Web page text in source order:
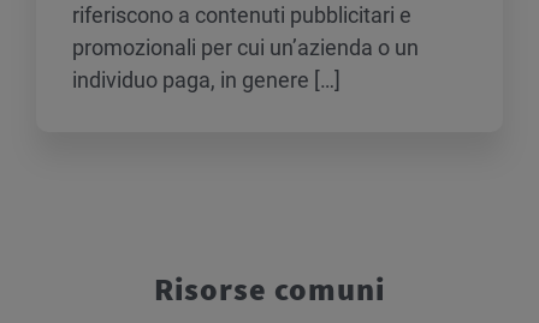
riferiscono a contenuti pubblicitari e
promozionali per cui un’azienda o un
individuo paga, in genere […]
Risorse comuni